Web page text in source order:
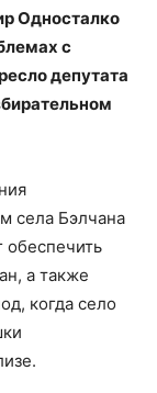
Односталко
с
депутата
села Бэлчана
а также
когда село